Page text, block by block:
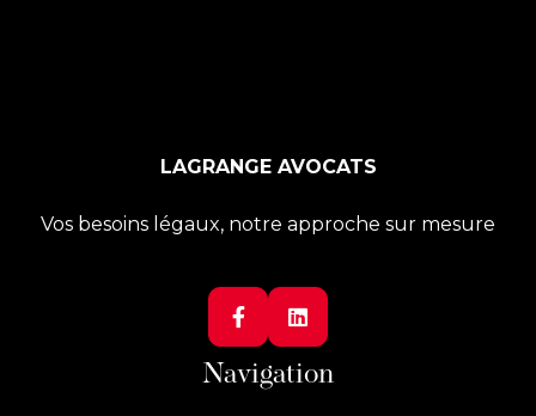
LAGRANGE AVOCATS
Vos besoins légaux, notre approche sur mesure
 
Navigation